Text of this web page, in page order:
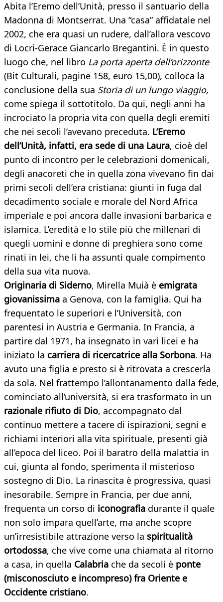
Abita l’Eremo dell’Unità, presso il santuario della
Madonna di Montserrat. Una “casa” affidatale nel
2002, che era quasi un rudere, dall’allora vescovo
di Locri-Gerace Giancarlo Bregantini. È in questo
luogo che, nel libro La porta aperta dell’orizzonte
(Bit Culturali, pagine 158, euro 15,00), colloca la
conclusione della sua Storia di un lungo viaggio,
come spiega il sottotitolo. Da qui, negli anni ha
incrociato la propria vita con quella degli eremiti
che nei secoli l’avevano preceduta. L’Eremo
dell’Unità, infatti, era sede di una Laura, cioè del
punto di incontro per le celebrazioni domenicali,
degli anacoreti che in quella zona vivevano fin dai
primi secoli dell’era cristiana: giunti in fuga dal
decadimento sociale e morale del Nord Africa
imperiale e poi ancora dalle invasioni barbarica e
islamica. L’eredità e lo stile più che millenari di
quegli uomini e donne di preghiera sono come
rinati in lei, che li ha assunti quale compimento
della sua vita nuova.
Originaria di Siderno, Mirella Muià è emigrata
giovanissima a Genova, con la famiglia. Qui ha
frequentato le superiori e l’Università, con
parentesi in Austria e Germania. In Francia, a
partire dal 1971, ha insegnato in vari licei e ha
iniziato la carriera di ricercatrice alla Sorbona. Ha
avuto una figlia e presto si è ritrovata a crescerla
da sola. Nel frattempo l’allontanamento dalla fede,
cominciato all’università, si era trasformato in un
razionale rifiuto di Dio, accompagnato dal
continuo mettere a tacere di ispirazioni, segni e
richiami interiori alla vita spirituale, presenti già
all’epoca del liceo. Poi il baratro della malattia in
cui, giunta al fondo, sperimenta il misterioso
sostegno di Dio. La rinascita è progressiva, quasi
inesorabile. Sempre in Francia, per due anni,
frequenta un corso di iconografia durante il quale
non solo impara quell’arte, ma anche scopre
un’irresistibile attrazione verso la spiritualità
ortodossa, che vive come una chiamata al ritorno
a casa, in quella Calabria che da secoli è ponte
(misconosciuto e incompreso) fra Oriente e
Occidente cristiano.